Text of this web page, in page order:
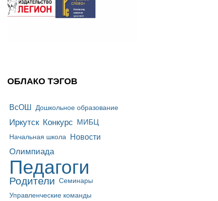
ОБЛАКО ТЭГОВ
ВсОШ Дошкольное образование
Иркутск Конкурс МИБЦ
Начальная школа Новости
Олимпиада
Педагоги
Родители Семинары
Управленческие команды